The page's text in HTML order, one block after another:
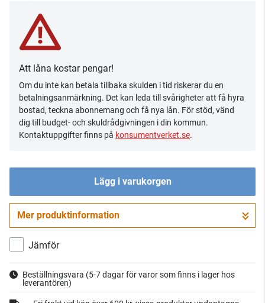
Att låna kostar pengar!
Om du inte kan betala tillbaka skulden i tid riskerar du en
betalningsanmärkning. Det kan leda till svårigheter att få hyra
bostad, teckna abonnemang och få nya lån. För stöd, vänd
dig till budget- och skuldrådgivningen i din kommun.
Kontaktuppgifter finns på konsumentverket.se.
Lägg i varukorgen
Gå till kassan
Mer produktinformation
Jämför
Beställningsvara (5-7 dagar för varor som finns i lager hos
leverantören)